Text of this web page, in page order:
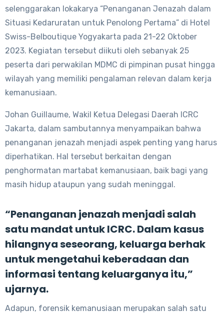
selenggarakan lokakarya “Penanganan Jenazah dalam
Situasi Kedaruratan untuk Penolong Pertama” di Hotel
Swiss-Belboutique Yogyakarta pada 21-22 Oktober
2023. Kegiatan tersebut diikuti oleh sebanyak 25
peserta dari perwakilan MDMC di pimpinan pusat hingga
wilayah yang memiliki pengalaman relevan dalam kerja
kemanusiaan.
Johan Guillaume, Wakil Ketua Delegasi Daerah ICRC
Jakarta, dalam sambutannya menyampaikan bahwa
penanganan jenazah menjadi aspek penting yang harus
diperhatikan. Hal tersebut berkaitan dengan
penghormatan martabat kemanusiaan, baik bagi yang
masih hidup ataupun yang sudah meninggal.
“Penanganan jenazah menjadi salah
satu mandat untuk ICRC. Dalam kasus
hilangnya seseorang, keluarga berhak
untuk mengetahui keberadaan dan
informasi tentang keluarganya itu,”
ujarnya.
Adapun, forensik kemanusiaan merupakan salah satu